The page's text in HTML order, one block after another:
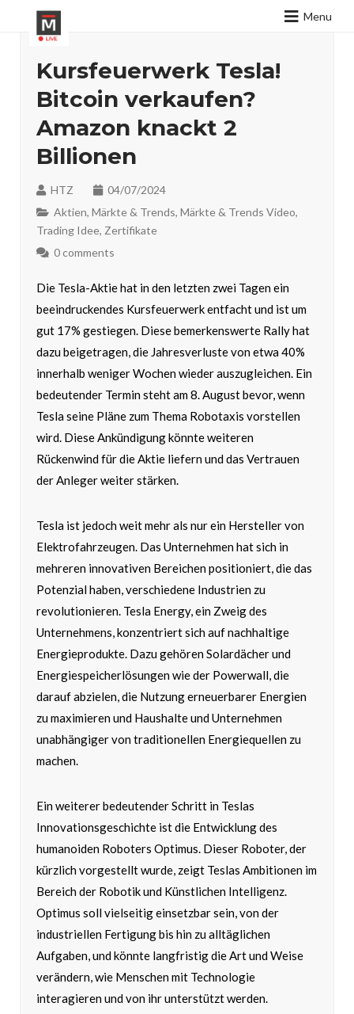
Menu
Kursfeuerwerk Tesla!
Bitcoin verkaufen?
Amazon knackt 2
Billionen
HTZ
04/07/2024
Aktien, Märkte & Trends, Märkte & Trends Video,
Trading Idee, Zertifikate
0 comments
Die Tesla-Aktie hat in den letzten zwei Tagen ein
beeindruckendes Kursfeuerwerk entfacht und ist um
gut 17% gestiegen. Diese bemerkenswerte Rally hat
dazu beigetragen, die Jahresverluste von etwa 40%
innerhalb weniger Wochen wieder auszugleichen. Ein
bedeutender Termin steht am 8. August bevor, wenn
Tesla seine Pläne zum Thema Robotaxis vorstellen
wird. Diese Ankündigung könnte weiteren
Rückenwind für die Aktie liefern und das Vertrauen
der Anleger weiter stärken.
Tesla ist jedoch weit mehr als nur ein Hersteller von
Elektrofahrzeugen. Das Unternehmen hat sich in
mehreren innovativen Bereichen positioniert, die das
Potenzial haben, verschiedene Industrien zu
revolutionieren. Tesla Energy, ein Zweig des
Unternehmens, konzentriert sich auf nachhaltige
Energieprodukte. Dazu gehören Solardächer und
Energiespeicherlösungen wie der Powerwall, die
darauf abzielen, die Nutzung erneuerbarer Energien
zu maximieren und Haushalte und Unternehmen
unabhängiger von traditionellen Energiequellen zu
machen.
Ein weiterer bedeutender Schritt in Teslas
Innovationsgeschichte ist die Entwicklung des
humanoiden Roboters Optimus. Dieser Roboter, der
kürzlich vorgestellt wurde, zeigt Teslas Ambitionen im
Bereich der Robotik und Künstlichen Intelligenz.
Optimus soll vielseitig einsetzbar sein, von der
industriellen Fertigung bis hin zu alltäglichen
Aufgaben, und könnte langfristig die Art und Weise
verändern, wie Menschen mit Technologie
interagieren und von ihr unterstützt werden.